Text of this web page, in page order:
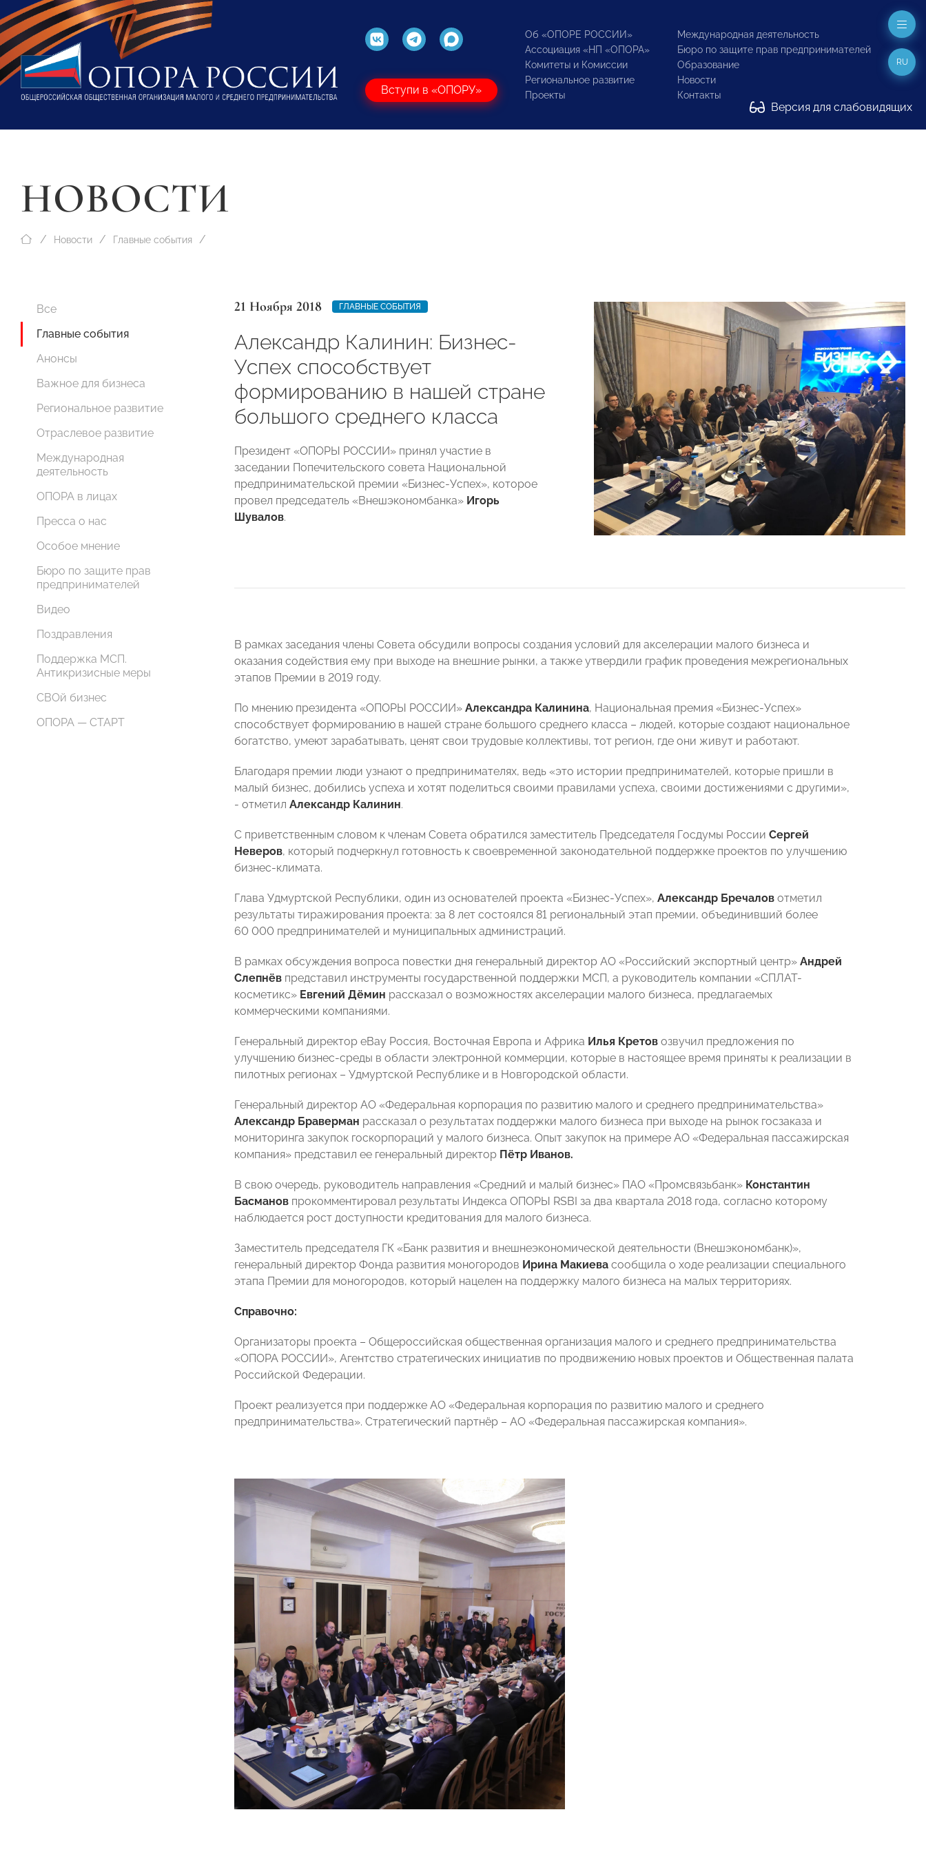
Вступи в «ОПОРУ»
Об «ОПОРЕ РОССИИ»
Ассоциация «НП «ОПОРА»
Комитеты и Комиссии
Региональное развитие
Проекты
Международная деятельность
Бюро по защите прав предпринимателей
Образование
Новости
Контакты
Версия для слабовидящих
RU
НОВОСТИ
Новости Главные события
Все
Главные события
Анонсы
Важное для бизнеса
Региональное развитие
Отраслевое развитие
Международная
деятельность
ОПОРА в лицах
Пресса о нас
Особое мнение
Бюро по защите прав
предпринимателей
Видео
Поздравления
Поддержка МСП.
Антикризисные меры
СВОй бизнес
ОПОРА — СТАРТ
21 Ноября 2018 ГЛАВНЫЕ СОБЫТИЯ
Александр Калинин: Бизнес-
Успех способствует
формированию в нашей стране
большого среднего класса
Президент «ОПОРЫ РОССИИ» принял участие в
заседании Попечительского совета Национальной
предпринимательской премии «Бизнес-Успех», которое
провел председатель «Внешэкономбанка» Игорь
Шувалов.
В рамках заседания члены Совета обсудили вопросы создания условий для акселерации малого бизнеса и
оказания содействия ему при выходе на внешние рынки, а также утвердили график проведения межрегиональных
этапов Премии в 2019 году.
По мнению президента «ОПОРЫ РОССИИ» Александра Калинина, Национальная премия «Бизнес-Успех»
способствует формированию в нашей стране большого среднего класса – людей, которые создают национальное
богатство, умеют зарабатывать, ценят свои трудовые коллективы, тот регион, где они живут и работают.
Благодаря премии люди узнают о предпринимателях, ведь «это истории предпринимателей, которые пришли в
малый бизнес, добились успеха и хотят поделиться своими правилами успеха, своими достижениями с другими»,
- отметил Александр Калинин.
С приветственным словом к членам Совета обратился заместитель Председателя Госдумы России Сергей
Неверов, который подчеркнул готовность к своевременной законодательной поддержке проектов по улучшению
бизнес-климата.
Глава Удмуртской Республики, один из основателей проекта «Бизнес-Успех», Александр Бречалов отметил
результаты тиражирования проекта: за 8 лет состоялся 81 региональный этап премии, объединивший более
60 000 предпринимателей и муниципальных администраций.
В рамках обсуждения вопроса повестки дня генеральный директор АО «Российский экспортный центр» Андрей
Слепнёв представил инструменты государственной поддержки МСП, а руководитель компании «СПЛАТ-
косметикс» Евгений Дёмин рассказал о возможностях акселерации малого бизнеса, предлагаемых
коммерческими компаниями.
Генеральный директор eBay Россия, Восточная Европа и Африка Илья Кретов озвучил предложения по
улучшению бизнес-среды в области электронной коммерции, которые в настоящее время приняты к реализации в
пилотных регионах – Удмуртской Республике и в Новгородской области.
Генеральный директор АО «Федеральная корпорация по развитию малого и среднего предпринимательства»
Александр Браверман рассказал о результатах поддержки малого бизнеса при выходе на рынок госзаказа и
мониторинга закупок госкорпораций у малого бизнеса. Опыт закупок на примере АО «Федеральная пассажирская
компания» представил ее генеральный директор Пётр Иванов.
В свою очередь, руководитель направления «Средний и малый бизнес» ПАО «Промсвязьбанк» Константин
Басманов прокомментировал результаты Индекса ОПОРЫ RSBI за два квартала 2018 года, согласно которому
наблюдается рост доступности кредитования для малого бизнеса.
Заместитель председателя ГК «Банк развития и внешнеэкономической деятельности (Внешэкономбанк)»,
генеральный директор Фонда развития моногородов Ирина Макиева сообщила о ходе реализации специального
этапа Премии для моногородов, который нацелен на поддержку малого бизнеса на малых территориях.
Справочно:
Организаторы проекта – Общероссийская общественная организация малого и среднего предпринимательства
«ОПОРА РОССИИ», Агентство стратегических инициатив по продвижению новых проектов и Общественная палата
Российской Федерации.
Проект реализуется при поддержке АО «Федеральная корпорация по развитию малого и среднего
предпринимательства». Стратегический партнёр – АО «Федеральная пассажирская компания».